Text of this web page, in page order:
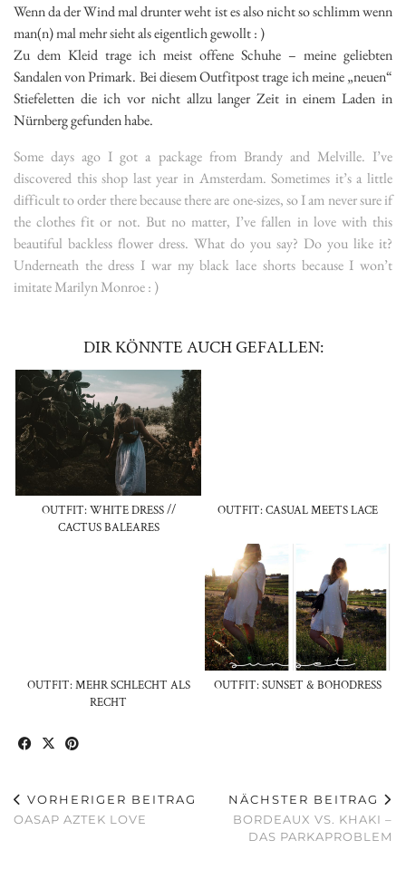
Wenn da der Wind mal drunter weht ist es also nicht so schlimm wenn
man(n) mal mehr sieht als eigentlich gewollt : )
Zu dem Kleid trage ich meist offene Schuhe – meine geliebten
Sandalen von Primark. Bei diesem Outfitpost trage ich meine „neuen“
Stiefeletten die ich vor nicht allzu langer Zeit in einem Laden in
Nürnberg gefunden habe.
Some days ago I got a package from Brandy and Melville. I’ve
discovered this shop last year in Amsterdam. Sometimes it’s a little
difficult to order there because there are one-sizes, so I am never sure if
the clothes fit or not. But no matter, I’ve fallen in love with this
beautiful backless flower dress. What do you say? Do you like it?
Underneath the dress I war my black lace shorts because I won’t
imitate Marilyn Monroe : )
DIR KÖNNTE AUCH GEFALLEN:
OUTFIT: WHITE DRESS //
CACTUS BALEARES
OUTFIT: CASUAL MEETS LACE
OUTFIT: MEHR SCHLECHT ALS
RECHT
OUTFIT: SUNSET & BOHODRESS
VORHERIGER BEITRAG
OASAP AZTEK LOVE
NÄCHSTER BEITRAG
BORDEAUX VS. KHAKI –
DAS PARKAPROBLEM